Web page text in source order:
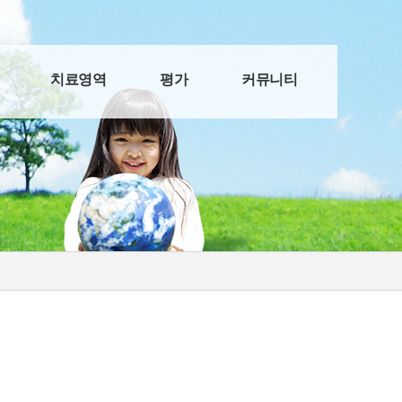
치료영역 평가 커뮤니티